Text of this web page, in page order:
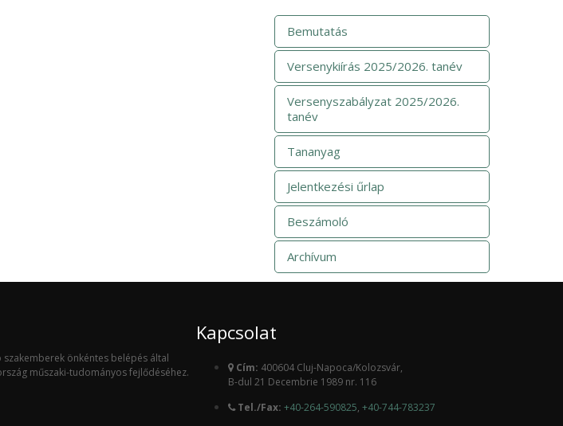
Bemutatás
Versenykiírás 2025/2026. tanév
Versenyszabályzat 2025/2026.
tanév
Tananyag
Jelentkezési űrlap
Beszámoló
Archívum
szakemberek önkéntes belépés által
műszaki-tudományos fejlődéséhez.
Kapcsolat
Cím: 400604 Cluj-Napoca/Kolozsvár,
B-dul 21 Decembrie 1989 nr. 116
Tel./Fax: +40-264-590825, +40-744-783237